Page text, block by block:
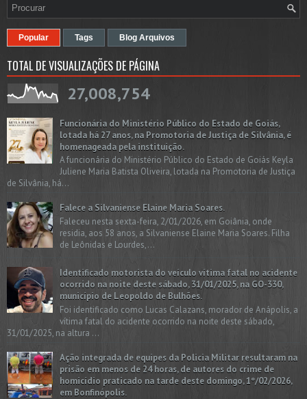
Popular Tags Blog Arquivos
TOTAL DE VISUALIZAÇÕES DE PÁGINA
27,008,754
Funcionária do Ministério Público do Estado de Goiás,
lotada há 27 anos, na Promotoria de Justiça de Silvânia, é
homenageada pela instituição.
A funcionária do Ministério Público do Estado de Goiás Keyla
Juliene Maria Batista Oliveira, lotada na Promotoria de Justiça
de Silvânia, há...
Falece a Silvaniense Elaine Maria Soares.
Faleceu nesta sexta-feira, 2/01/2026, em Goiânia, onde
residia, aos 58 anos, a Silvaniense Elaine Maria Soares. Filha
de Leônidas e Lourdes,...
Identificado motorista do veículo vítima fatal no acidente
ocorrido na noite deste sábado, 31/01/2025, na GO-330,
município de Leopoldo de Bulhões.
Foi identificado como Lucas Calazans, morador de Anápolis, a
vítima fatal do acidente ocorrido na noite deste sábado,
31/01/2025, na altura ...
Ação integrada de equipes da Policia Militar resultaram na
prisão em menos de 24 horas, de autores do crime de
homicídio praticado na tarde deste domingo, 1º/02/2026,
em Bonfinópolis.